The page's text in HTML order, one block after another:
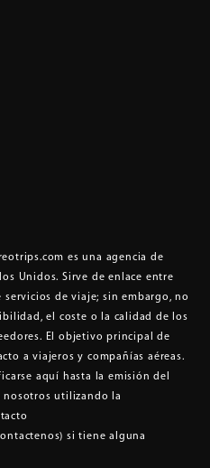
es una agencia de
Unidos. Sirve de enlace entre
servicios de viaje; sin embargo, no
el coste o la calidad de los
El objetivo principal de
a viajeros y compañías aéreas.
aquí hasta la emisión del
nosotros utilizando la
si tiene alguna